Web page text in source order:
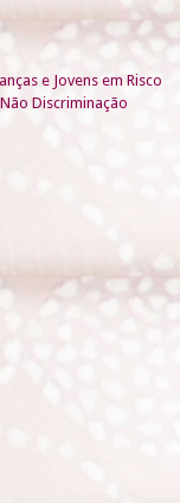
e Jovens em Risco
Discriminação